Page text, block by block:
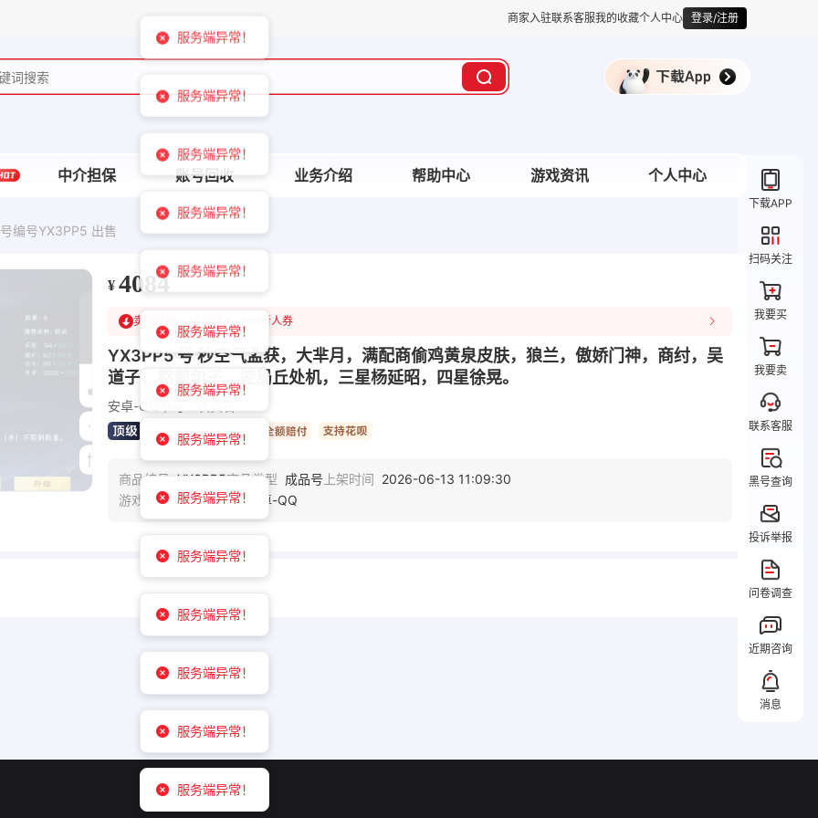
商家入驻联系客服我的收藏个人中心 登录/注册
中介担保 账号回收 业务介绍 帮助中心 游戏资讯 个人中心
编号YX3PP5 出售
¥ 4084
卖家已降1116 可领￥1200新人券
YX3PP5 号 秒空气孟获，大芈月，满配商偷鸡黄泉皮肤，狼兰，傲娇门神，商纣，吴
道子，熬煎包子，控局丘处机，三星杨延昭，四星徐晃。
安卓-QQ
商品编号 YX3PP5商品类型 成品号 上架时间 2026-06-13 11:09:30
游戏区服 英雄杀手游-安卓-QQ
下载APP
扫码关注
我要买
我要卖
联系客服
黑号查询
投诉举报
问卷调查
近期咨询
消息
服务端异常！
服务端异常！
服务端异常！
服务端异常！
服务端异常！
服务端异常！
服务端异常！
服务端异常！
服务端异常！
服务端异常！
服务端异常！
服务端异常！